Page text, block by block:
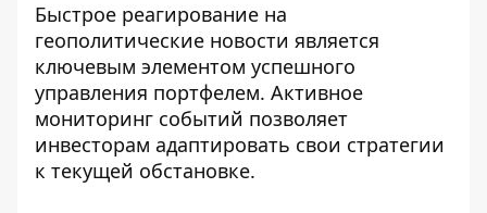
Быстрое реагирование на
геополитические новости является
ключевым элементом успешного
управления портфелем. Активное
мониторинг событий позволяет
инвесторам адаптировать свои стратегии
к текущей обстановке.